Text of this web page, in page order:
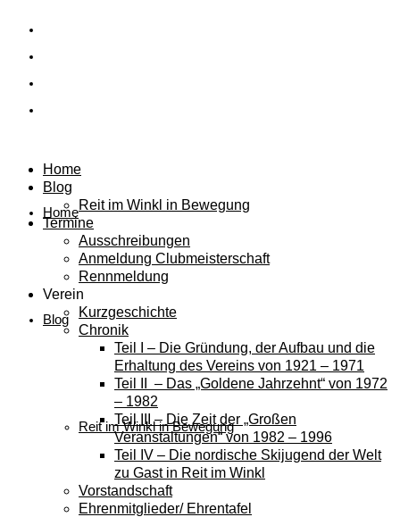
Home
Blog
Reit im Winkl in Bewegung
Home
Blog
Reit im Winkl in Bewegung
Termine
Ausschreibungen
Anmeldung Clubmeisterschaft
Rennmeldung
Verein
Kurzgeschichte
Chronik
Teil I – Die Gründung, der Aufbau und die
Erhaltung des Vereins von 1921 – 1971
Teil II – Das „Goldene Jahrzehnt“ von 1972
– 1982
Teil III – Die Zeit der „Großen
Veranstaltungen“ von 1982 – 1996
Teil IV – Die nordische Skijugend der Welt
zu Gast in Reit im Winkl
Vorstandschaft
Ehrenmitglieder/ Ehrentafel